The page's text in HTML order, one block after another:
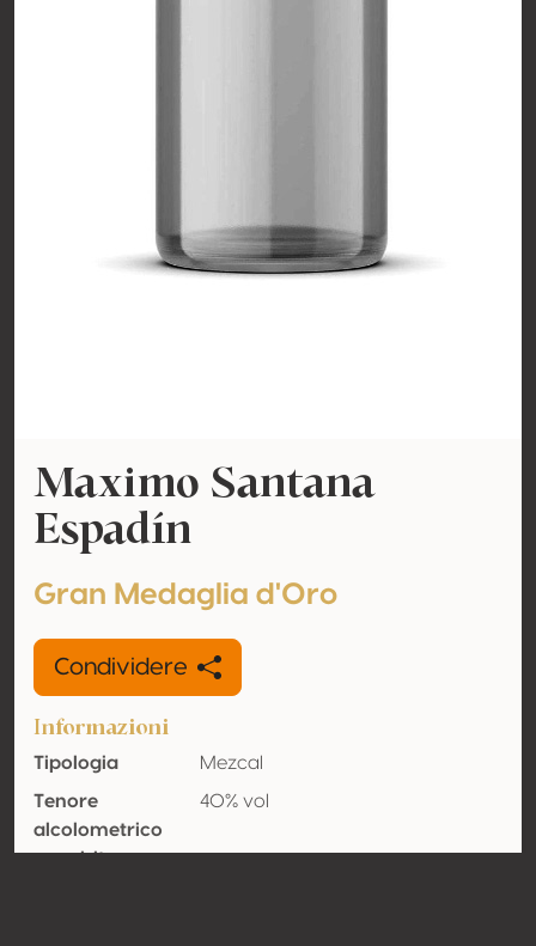
Maximo Santana
Espadín
Gran Medaglia d'Oro
Condividere
Informazioni
Tipologia
Mezcal
Tenore
alcolometrico
acquisito
40% vol